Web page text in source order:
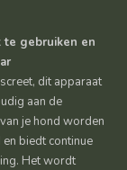
te gebruiken en
dit apparaat
aan de
je hond worden
biedt continue
Het wordt